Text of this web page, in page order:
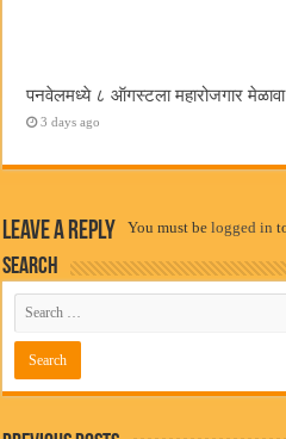
पनवेलमध्ये ८ ऑगस्टला महारोजगार मेळावा
3 days ago
Leave a Reply You must belogged in
Search